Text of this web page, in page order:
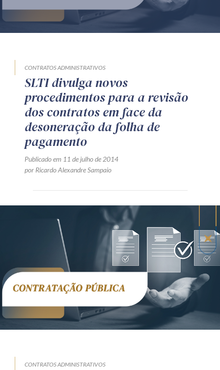
Produtos e serviços
Orientação por Escrito
Mentoria Zênite
Capacitação
Eventos presenciais
Zênite in Company
Diferenciais
Receba por RSS
Av. Sete de Setembro, 4698
Batel Curitiba/PR CEP 80240-000
Telefone (41) 2109-8666
Whatsapp (41) 98881-6616
CONTRATOS ADMINISTRATIVOS
SLTI divulga novos
procedimentos para a revisão
dos contratos em face da
desoneração da folha de
pagamento
Publicado em 11 de julho de 2014
por Ricardo Alexandre Sampaio
CONTRATOS ADMINISTRATIVOS